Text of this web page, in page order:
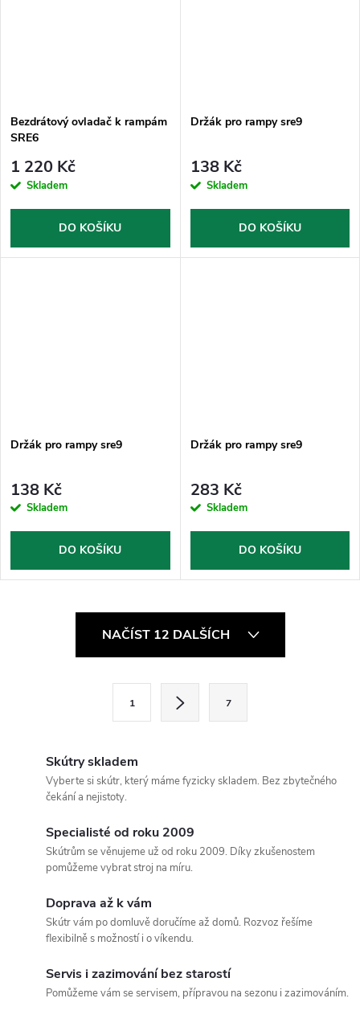
Bezdrátový ovladač k rampám
SRE6
1 220 Kč
Skladem
DO KOŠÍKU
Držák pro rampy sre9
138 Kč
Skladem
DO KOŠÍKU
Držák pro rampy sre9
138 Kč
Skladem
DO KOŠÍKU
Držák pro rampy sre9
283 Kč
Skladem
DO KOŠÍKU
NAČÍST 12 DALŠÍCH
1 7
Skútry skladem
Vyberte si skútr, který máme fyzicky skladem. Bez zbytečného
čekání a nejistoty.
Specialisté od roku 2009
Skútrům se věnujeme už od roku 2009. Díky zkušenostem
pomůžeme vybrat stroj na míru.
Doprava až k vám
Skútr vám po domluvě doručíme až domů. Rozvoz řešíme
flexibilně s možností i o víkendu.
Servis i zazimování bez starostí
Pomůžeme vám se servisem, přípravou na sezonu i zazimováním.